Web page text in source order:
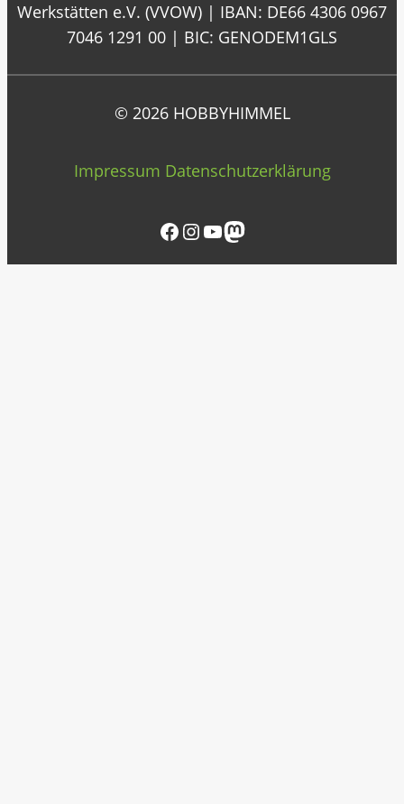
Werkstätten e.V. (VVOW) | IBAN: DE66 4306 0967
7046 1291 00 | BIC: GENODEM1GLS
© 2026 HOBBYHIMMEL
Impressum Datenschutzerklärung
Facebook InstagramYouTube Mastodon